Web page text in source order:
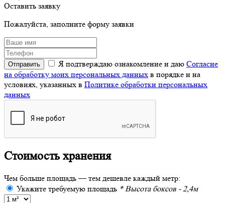
Оставить заявку
Пожалуйста, заполните форму заявки
Я подтверждаю ознакомление и даю Согласие
на обработку моих персональных данных в порядке и на
условиях, указанных в Политике обработки персональных
данных
Стоимость хранения
Чем больше площадь — тем дешевле каждый метр:
Укажите требуемую площадь * Высота боксов - 2,4м